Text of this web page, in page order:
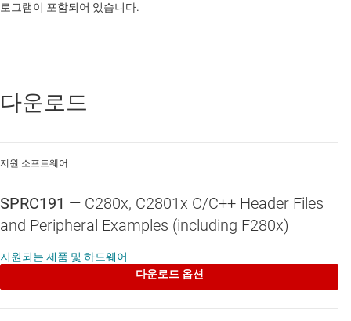
로그램이 포함되어 있습니다.
다운로드
지원 소프트웨어
SPRC191 — C280x, C2801x C/C++ Header Files
and Peripheral Examples (including F280x)
지원되는 제품 및 하드웨어
다운로드 옵션